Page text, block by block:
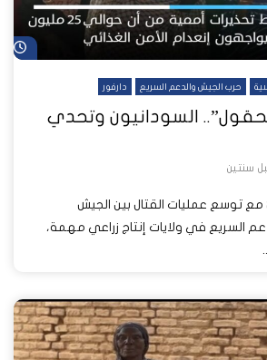
حرب الجيش والدعم السريع دارفور
السودانيون وتحدي
سنتين
عاين– 18 يوليو 2024 مع توسع عمليات القتال بين الجيش
السريع في ولايات إنتاج زراعي مهمة،